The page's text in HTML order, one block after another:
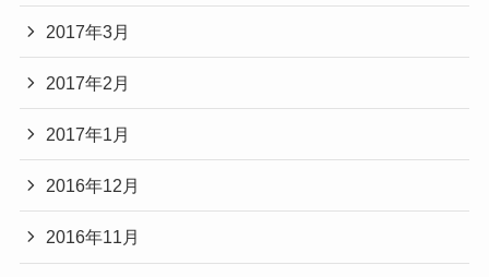
2017年3月
2017年2月
2017年1月
2016年12月
2016年11月